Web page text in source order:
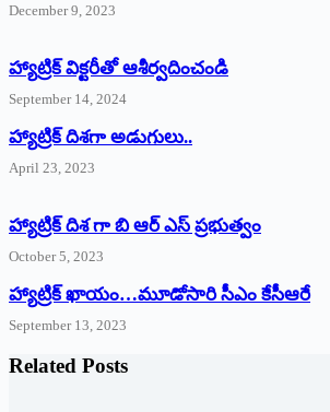
December 9, 2023
హ్యాట్రిక్‌ ‌విక్టరీతో ఆశీర్వదించండి
September 14, 2024
‌హ్యాట్రిక్‌ ‌దిశగా అడుగులు..
April 23, 2023
హ్యాట్రిక్ దిశ గా బి ఆర్ ఎస్ ప్రభుత్వం
October 5, 2023
హ్యాట్రిక్‌ ‌ఖాయం…మూడోసారి సీఎం కేసీఆరే
September 13, 2023
Related Posts